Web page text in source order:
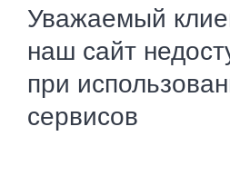
Уважаемый
наш сайт
при
сервисов